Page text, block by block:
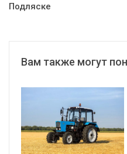
Подляске
Вам также могут